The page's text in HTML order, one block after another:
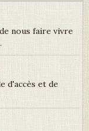
nous faire vivre
d'accès et de